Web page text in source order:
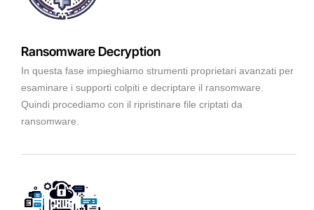
Ransomware Decryption
In questa fase impieghiamo strumenti proprietari avanzati per
esaminare i supporti colpiti e decriptare il ransomware.
Quindi procediamo con il ripristinare file criptati da
ransomware.